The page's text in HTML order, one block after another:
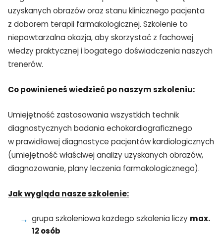
Nie jestem profesionalistą
uzyskanych obrazów oraz stanu klinicznego pacjenta
z doborem terapii farmakologicznej. Szkolenie to
niepowtarzalna okazja, aby skorzystać z fachowej
wiedzy praktycznej i bogatego doświadczenia naszych
trenerów.
Co powinieneś wiedzieć po naszym szkoleniu:
Umiejętność zastosowania wszystkich technik
diagnostycznych badania echokardiograficznego
w prawidłowej diagnostyce pacjentów kardiologicznych
(umiejętność właściwej analizy uzyskanych obrazów,
diagnozowanie, plany leczenia farmakologicznego).
Jak wygląda nasze szkolenie:
grupa szkoleniowa każdego szkolenia liczy max.
12 osób